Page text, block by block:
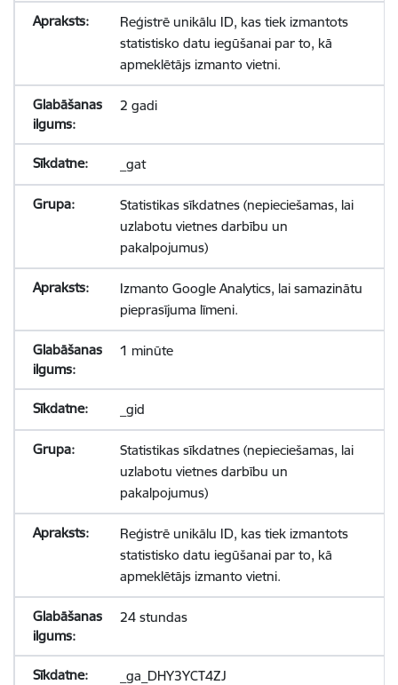
Reģistrē unikālu ID, kas tiek izmantots
statistisko datu iegūšanai par to, kā
apmeklētājs izmanto vietni.
2 gadi
_gat
Statistikas sīkdatnes (nepieciešamas, lai
uzlabotu vietnes darbību un
pakalpojumus)
Izmanto Google Analytics, lai samazinātu
pieprasījuma līmeni.
1 minūte
_gid
Statistikas sīkdatnes (nepieciešamas, lai
uzlabotu vietnes darbību un
pakalpojumus)
Reģistrē unikālu ID, kas tiek izmantots
statistisko datu iegūšanai par to, kā
apmeklētājs izmanto vietni.
24 stundas
_ga_DHY3YCT4ZJ